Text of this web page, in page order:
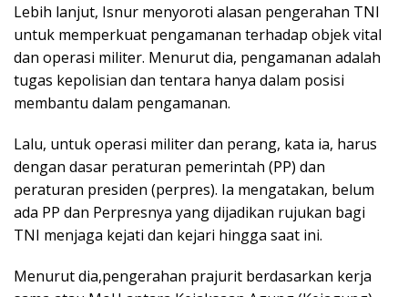
Lebih lanjut, Isnur menyoroti alasan pengerahan TNI
untuk memperkuat pengamanan terhadap objek vital
dan operasi militer. Menurut dia, pengamanan adalah
tugas kepolisian dan tentara hanya dalam posisi
membantu dalam pengamanan.
Lalu, untuk operasi militer dan perang, kata ia, harus
dengan dasar peraturan pemerintah (PP) dan
peraturan presiden (perpres). Ia mengatakan, belum
ada PP dan Perpresnya yang dijadikan rujukan bagi
TNI menjaga kejati dan kejari hingga saat ini.
Menurut dia,pengerahan prajurit berdasarkan kerja